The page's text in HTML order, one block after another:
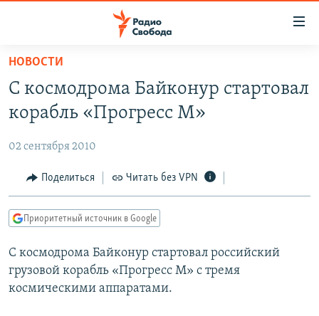
упрощенного
доступа
Вернуться
основному
Вернутся
главной
навигации
Вернутся
поиску
ПОДКАСТЫ
АВТОРСКИЕ ПРОЕКТЫ
ЦИТАТЫ СВОБОДЫ
МНЕНИЯ
IDEL.РЕАЛИИ
КАВКАЗ.РЕАЛИИ
СЕВЕР.РЕАЛИИ
НОВОСТИ
C космодрома Байконур стартовал
корабль «Прогресс М»
02 сентября 2010
Поделиться Читать без VPN
Приоритетный источник в Google
С космодрома Байконур стартовал российский
грузовой корабль «Прогресс М» с тремя
космическими аппаратами.